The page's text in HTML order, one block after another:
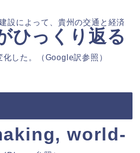
設によって、貴州の交通と経済
ひっくり返る
した。 （Google訳参照）
world-